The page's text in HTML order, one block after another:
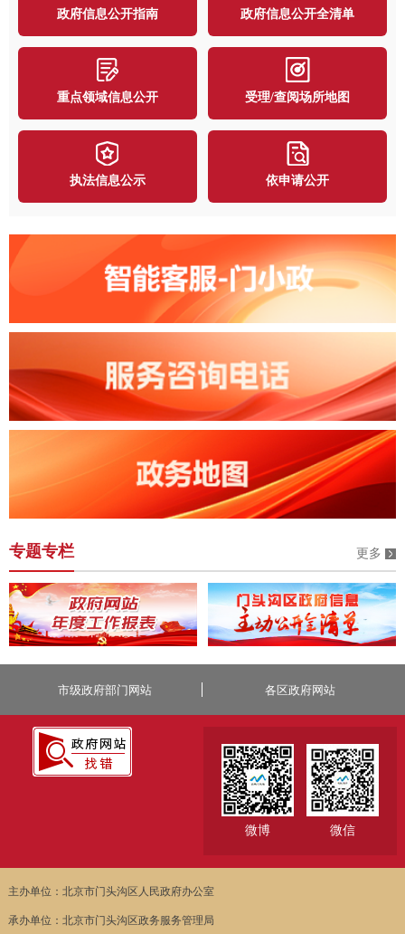
政府信息公开指南 政府信息公开全清单
重点领域信息公开 受理/查阅场所地图
执法信息公示 依申请公开
专题专栏 更多
市级政府部门网站 各区政府网站
微博 微信
主办单位：北京市门头沟区人民政府办公室
承办单位：北京市门头沟区政务服务管理局